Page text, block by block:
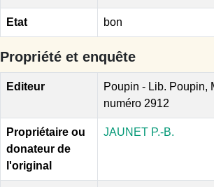
Etat bon
Propriété et enquête
Editeur
Poupin - Lib. Poupin,
numéro 2912
Propriétaire ou
donateur de
l'original
JAUNET P.-B.